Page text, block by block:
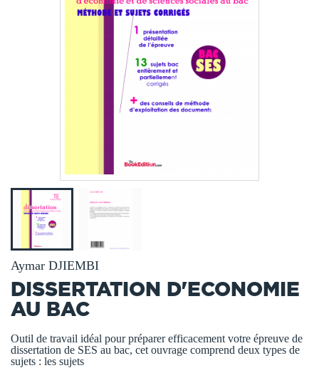
Aymar DJIEMBI
DISSERTATION D'ECONOMIE
AU BAC
Outil de travail idéal pour préparer efficacement votre épreuve de
dissertation de SES au bac, cet ouvrage comprend deux types de
sujets : les sujets